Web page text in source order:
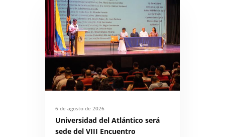
6 de agosto de 2026
Universidad del Atlántico será
sede del VIII Encuentro